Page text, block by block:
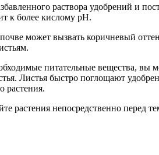
раствора удобрений и
к более кислому рН.
может вызвать коричневый
питательные вещества, вы
Листья быстро поглощают
растения.
непосредственно перед